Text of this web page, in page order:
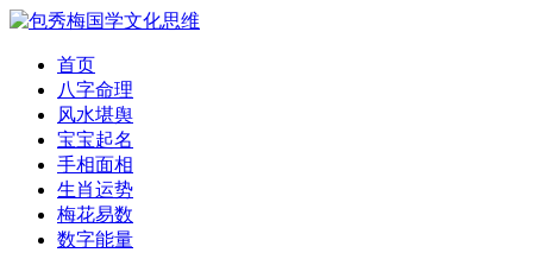
首页
八字命理
风水堪舆
宝宝起名
手相面相
生肖运势
梅花易数
数字能量